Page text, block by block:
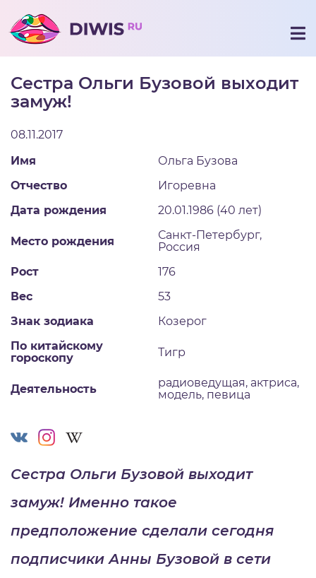
Сестра Ольги Бузовой выходит
замуж!
08.11.2017
Имя
Ольга Бузова
Отчество
Игоревна
Дата рождения
20.01.1986 (40 лет)
Место рождения
Санкт-Петербург,
Россия
Рост
176
Вес
53
Знак зодиака
Козерог
По китайскому
гороскопу
Тигр
Деятельность
радиоведущая, актриса,
модель, певица
Сестра Ольги Бузовой выходит
замуж! Именно такое
предположение сделали сегодня
подписчики Анны Бузовой в сети